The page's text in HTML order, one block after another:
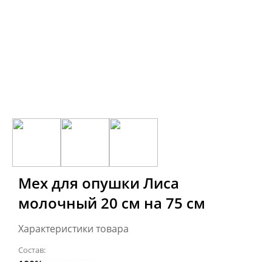
Мех для опушки Лиса
молочный 20 см на 75 см
Характеристики товара
Состав: